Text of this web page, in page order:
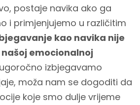
postaje navika ako ga
i primjenjujemo u različitim
kao navika nije
emocionalnoj
izbjegavamo
moža nam se dogoditi da
koje smo dulje vrijeme